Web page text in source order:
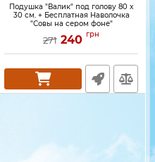
Подушка "Валик" под голову 80 x
30 см. + Бесплатная Наволочка
"Совы на сером фоне"
271 240 грн